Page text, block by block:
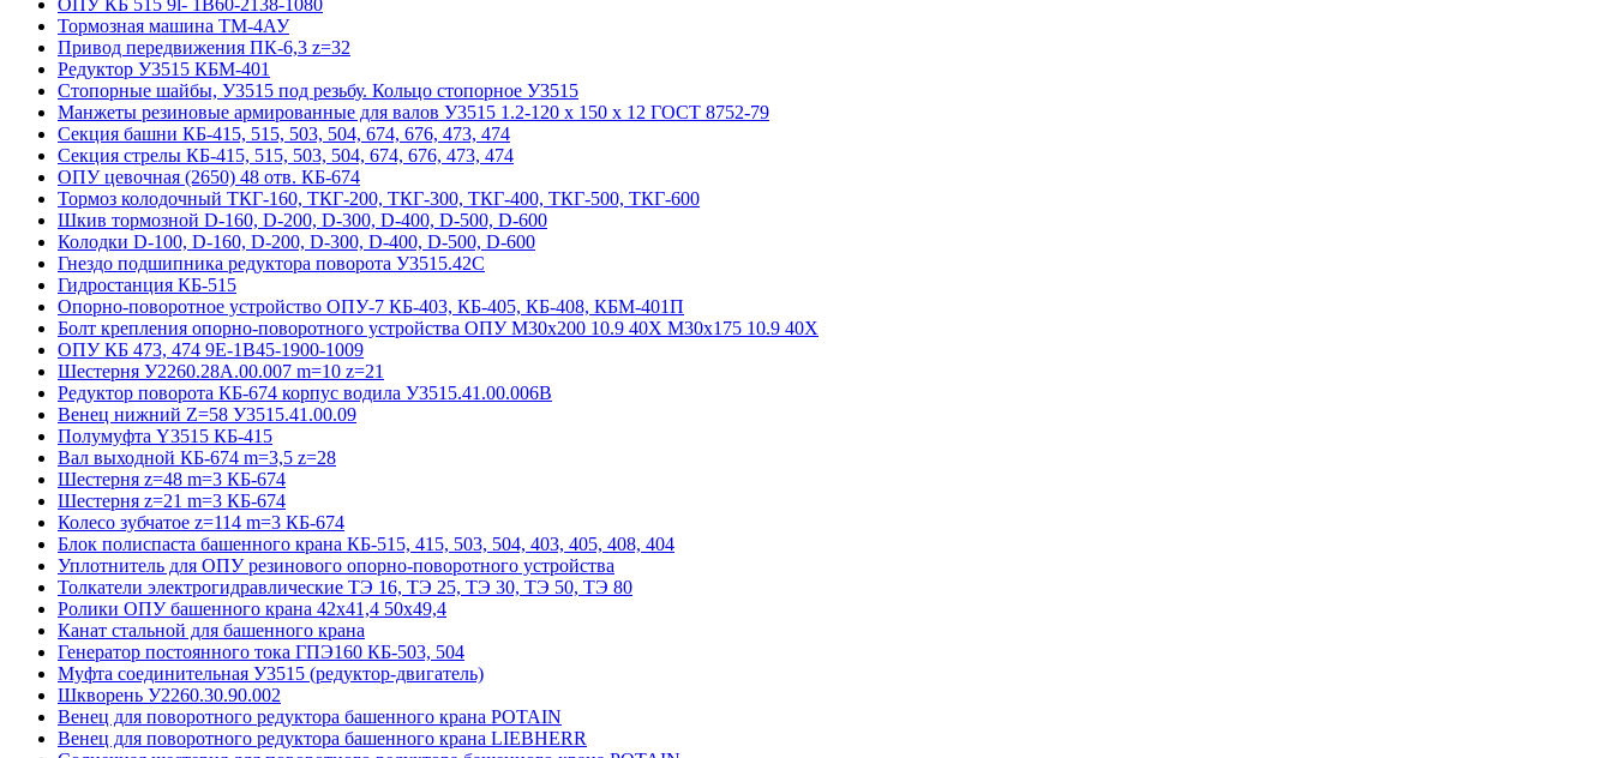
Тормозная машина ТМ-4АУ
Привод передвижения ПК-6,3 z=32
Редуктор У3515 КБМ-401
Стопорные шайбы, У3515 под резьбу. Кольцо стопорное У3515
Манжеты резиновые армированные для валов У3515 1.2-120 x 150 x 12 ГОСТ 8752-79
Секция башни КБ-415, 515, 503, 504, 674, 676, 473, 474
Секция стрелы КБ-415, 515, 503, 504, 674, 676, 473, 474
ОПУ цевочная (2650) 48 отв. КБ-674
Тормоз колодочный ТКГ-160, ТКГ-200, ТКГ-300, ТКГ-400, ТКГ-500, ТКГ-600
Шкив тормозной D-160, D-200, D-300, D-400, D-500, D-600
Колодки D-100, D-160, D-200, D-300, D-400, D-500, D-600
Гнездо подшипника редуктора поворота У3515.42С
Гидростанция КБ-515
Опорно-поворотное устройство ОПУ-7 КБ-403, КБ-405, КБ-408, КБМ-401П
Болт крепления опорно-поворотного устройства ОПУ М30х200 10.9 40Х М30х175 10.9 40Х
ОПУ КБ 473, 474 9E-1B45-1900-1009
Шестерня У2260.28А.00.007 m=10 z=21
Редуктор поворота КБ-674 корпус водила У3515.41.00.006В
Венец нижний Z=58 У3515.41.00.09
Полумуфта Y3515 КБ-415
Вал выходной КБ-674 m=3,5 z=28
Шестерня z=48 m=3 КБ-674
Шестерня z=21 m=3 КБ-674
Колесо зубчатое z=114 m=3 КБ-674
Блок полиспаста башенного крана КБ-515, 415, 503, 504, 403, 405, 408, 404
Уплотнитель для ОПУ резинового опорно-поворотного устройства
Толкатели электрогидравлические ТЭ 16, ТЭ 25, ТЭ 30, ТЭ 50, ТЭ 80
Ролики ОПУ башенного крана 42х41,4 50х49,4
Канат стальной для башенного крана
Генератор постоянного тока ГПЭ160 КБ-503, 504
Муфта соединительная У3515 (редуктор-двигатель)
Шкворень У2260.30.90.002
Венец для поворотного редуктора башенного крана POTAIN
Венец для поворотного редуктора башенного крана LIEBHERR